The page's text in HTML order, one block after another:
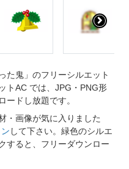
た鬼」のフリーシルエット
トAC では、JPG・PNG形
ードし放題です。
・画像が気に入りました
して下さい。緑色のシルエ
すると、フリーダウンロー